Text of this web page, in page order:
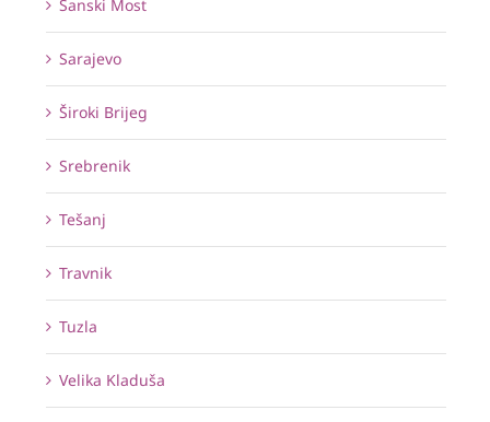
Sanski Most
Sarajevo
Široki Brijeg
Srebrenik
Tešanj
Travnik
Tuzla
Velika Kladuša